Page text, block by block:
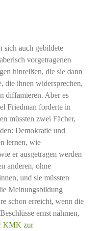
sich auch gebildete
vorgetragenen
hinreißen, die sie dann
die ihnen widersprechen,
diffamieren. Aber es
Friedman forderte in
müssten zwei Fächer,
Demokratie und
lernen, wie
er ausgetragen werden
anderen, ohne
und sie müssten
Meinungsbildung
schon erreicht, wenn die
ernst nähmen,
KMK zur